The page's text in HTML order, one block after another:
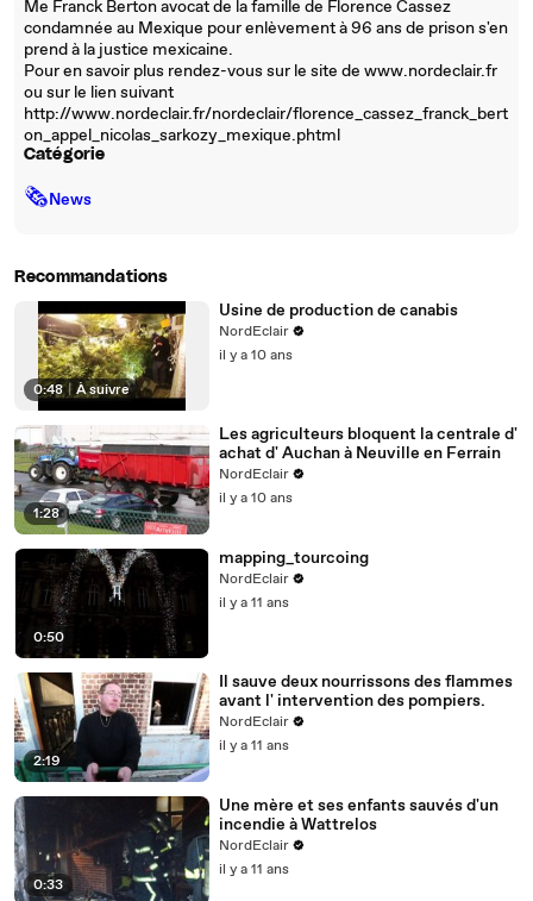
Me Franck Berton avocat de la famille de Florence Cassez
condamnée au Mexique pour enlèvement à 96 ans de prison s'en
prend à la justice mexicaine.
Pour en savoir plus rendez-vous sur le site de www.nordeclair.fr
ou sur le lien suivant
http://www.nordeclair.fr/nordeclair/florence_cassez_franck_bert
on_appel_nicolas_sarkozy_mexique.phtml
Catégorie
🗞News
Recommandations
0:48 | À suivre
Usine de production de canabis
NordEclair
il y a 10 ans
1:28
Les agriculteurs bloquent la centrale d'
achat d' Auchan à Neuville en Ferrain
NordEclair
il y a 10 ans
0:50
mapping_tourcoing
NordEclair
il y a 11 ans
2:19
Il sauve deux nourrissons des flammes
avant l' intervention des pompiers.
NordEclair
il y a 11 ans
0:33
Une mère et ses enfants sauvés d'un
incendie à Wattrelos
NordEclair
il y a 11 ans